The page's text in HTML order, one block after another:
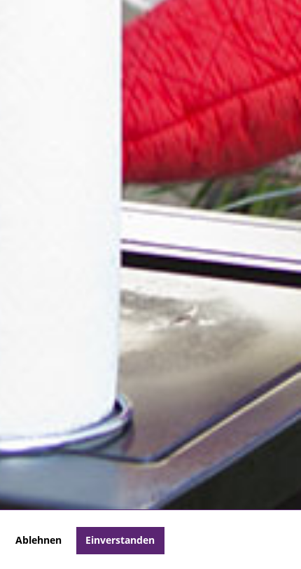
Ablehnen Einverstanden